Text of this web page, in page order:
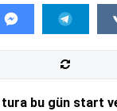
tura bu gün start